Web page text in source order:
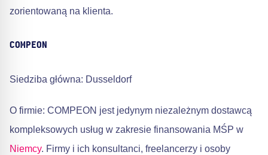
zorientowaną na klienta.
COMPEON
Siedziba główna: Dusseldorf
O firmie: COMPEON jest jedynym niezależnym dostawcą
kompleksowych usług w zakresie finansowania MŚP w
Niemcy. Firmy i ich konsultanci, freelancerzy i osoby